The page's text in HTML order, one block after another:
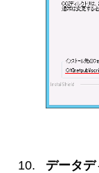
データデ